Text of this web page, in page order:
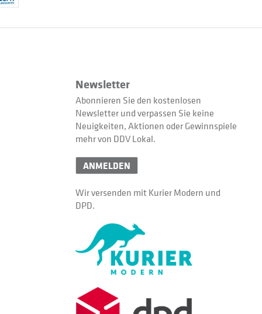
Newsletter
Abonnieren Sie den kostenlosen
Newsletter und verpassen Sie keine
Neuigkeiten, Aktionen oder Gewinnspiele
mehr von DDV Lokal.
ANMELDEN
Wir versenden mit Kurier Modern und
DPD.